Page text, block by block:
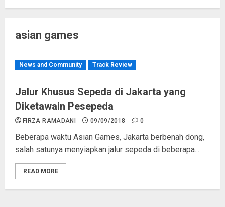
asian games
News and Community Track Review
Jalur Khusus Sepeda di Jakarta yang
Diketawain Pesepeda
FIRZA RAMADANI 09/09/2018 0
Beberapa waktu Asian Games, Jakarta berbenah dong,
salah satunya menyiapkan jalur sepeda di beberapa...
READ MORE